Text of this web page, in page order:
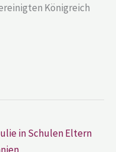
Königreich